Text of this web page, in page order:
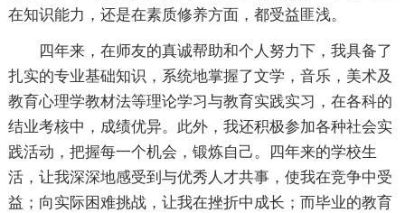
在知识能力，还是在素质修养方面，都受益匪浅。
四年来，在师友的真诚帮助和个人努力下，我具备了
扎实的专业基础知识，系统地掌握了文学，音乐，美术及
教育心理学教材法等理论学习与教育实践实习，在各科的
结业考核中，成绩优异。此外，我还积极参加各种社会实
践活动，把握每一个机会，锻炼自己。四年来的学校生
活，让我深深地感受到与优秀人才共事，使我在竞争中受
益；向实际困难挑战，让我在挫折中成长；而毕业的教育